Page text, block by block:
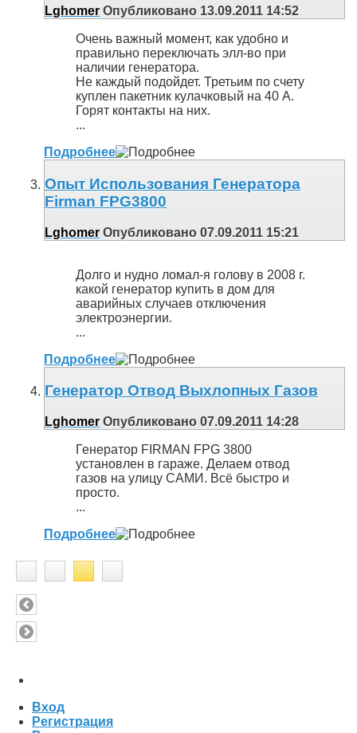
Lghomer Опубликовано 13.09.2011 14:52
Очень важный момент, как удобно и
правильно переключать элл-во при
наличии генератора.
Не каждый подойдет. Третьим по счету
куплен пакетник кулачковый на 40 А.
Горят контакты на них.
...
Подробнее
Опыт Использования Генератора
Firman FPG3800
Lghomer Опубликовано 07.09.2011 15:21
Долго и нудно ломал-я голову в 2008 г.
какой генератор купить в дом для
аварийных случаев отключения
электроэнергии.
...
Подробнее
Генератор Отвод Выхлопных Газов
Lghomer Опубликовано 07.09.2011 14:28
Генератор FIRMAN FPG 3800
установлен в гараже. Делаем отвод
газов на улицу САМИ. Всё быстро и
просто.
...
Подробнее
Вход
Регистрация